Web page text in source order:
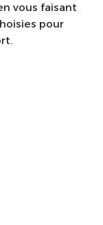
vous faisant
pour